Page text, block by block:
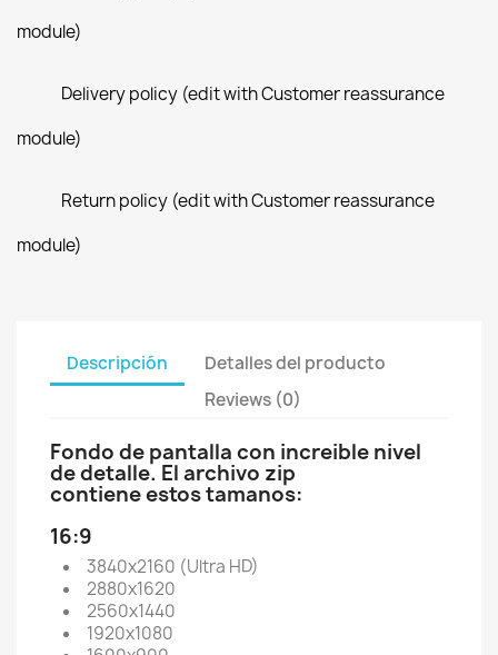
module)
Delivery policy (edit with Customer reassurance
module)
Return policy (edit with Customer reassurance
module)
Descripción
Detalles del producto
Reviews (0)
Fondo de pantalla con increible nivel
de detalle. El archivo zip
contiene estos tamanos:
16:9
3840x2160 (Ultra HD)
2880x1620
2560x1440
1920x1080